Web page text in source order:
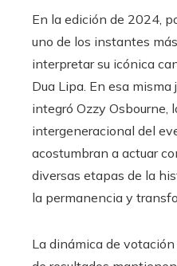
En la edición de 2024,
uno de los instantes
interpretar su icónica
Dua Lipa. En esa
integró Ozzy Osbourne,
intergeneracional del
acostumbran a actuar
diversas etapas de la
la permanencia y
La dinámica de